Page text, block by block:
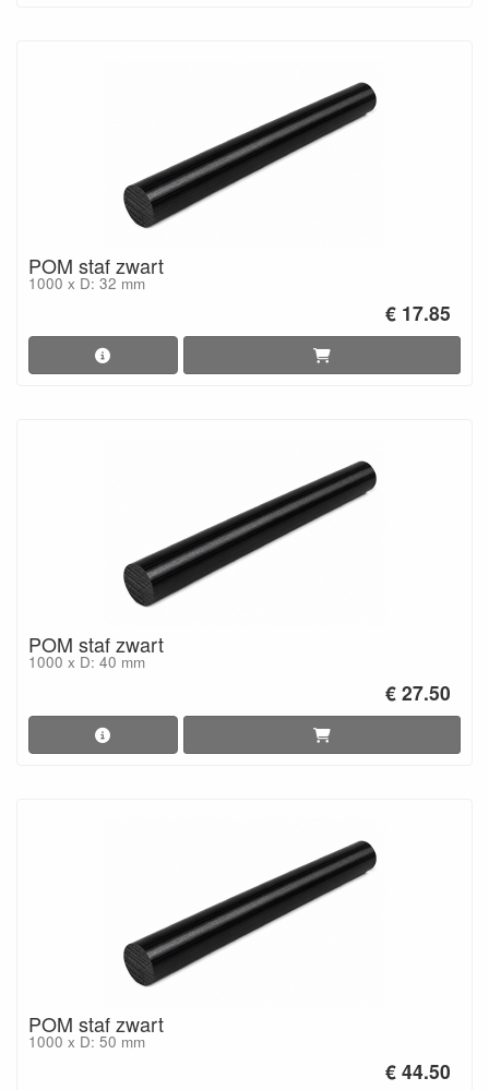
POM staf zwart
1000 x D: 32 mm
€ 17.85
POM staf zwart
1000 x D: 40 mm
€ 27.50
POM staf zwart
1000 x D: 50 mm
€ 44.50